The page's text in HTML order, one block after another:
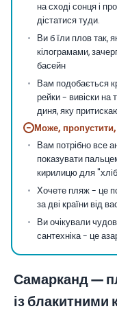
на сході сонця і
дістатися туди.
Ви б їли плов так,
кілограмами,
басейн
Вам подобається
рейки - вивіски на
диня, яку
− Може,
Вам потрібно все
показувати
кирилицю для
Хочете пляж - це
за дві країни від
Ви очікували
сантехніка - це
Самарканд —
із блакитними